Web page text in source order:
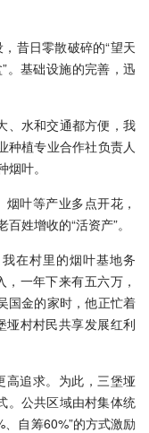
昔日零散破碎的“望天
。基础设施的完善，迅
、水和交通都方便，我
种植专业合作社负责人
叶。
叶等产业多点开花，
姓增收的“活资产”。
在村里的烟叶基地务
一年下来有五六万，
国金的家时，他正忙着
垭村村民共享发展红利
高追求。为此，三堡垭
。公共区域由村集体统
自筹60%”的方式激励